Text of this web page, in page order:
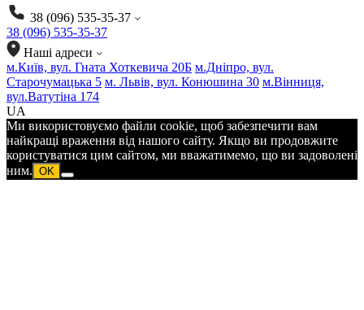
38 (096) 535-35-37
38 (096) 535-35-37
Наші адреси
м.Київ, вул. Гната Хоткевича 20Б м.Дніпро, вул.
Старочумацька 5 м. Львів, вул. Конюшина 30 м.Вінниця,
вул.Ватутіна 174
UA
Ми використовуємо файли cookie, щоб забезпечити вам
найкращі враження від нашого сайту. Якщо ви продовжите
користуватися цим сайтом, ми вважатимемо, що ви задоволені
ним. OK